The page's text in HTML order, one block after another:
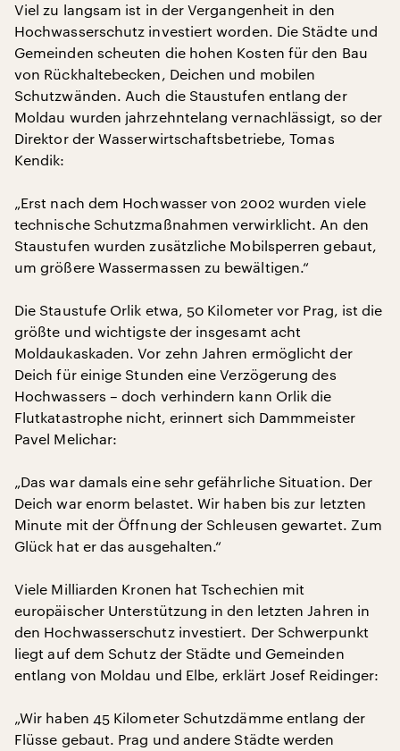
Viel zu langsam ist in der Vergangenheit in den
Hochwasserschutz investiert worden. Die Städte und
Gemeinden scheuten die hohen Kosten für den Bau
von Rückhaltebecken, Deichen und mobilen
Schutzwänden. Auch die Staustufen entlang der
Moldau wurden jahrzehntelang vernachlässigt, so der
Direktor der Wasserwirtschaftsbetriebe, Tomas
Kendik:
„Erst nach dem Hochwasser von 2002 wurden viele
technische Schutzmaßnahmen verwirklicht. An den
Staustufen wurden zusätzliche Mobilsperren gebaut,
um größere Wassermassen zu bewältigen.“
Die Staustufe Orlik etwa, 50 Kilometer vor Prag, ist die
größte und wichtigste der insgesamt acht
Moldaukaskaden. Vor zehn Jahren ermöglicht der
Deich für einige Stunden eine Verzögerung des
Hochwassers – doch verhindern kann Orlik die
Flutkatastrophe nicht, erinnert sich Dammmeister
Pavel Melichar:
„Das war damals eine sehr gefährliche Situation. Der
Deich war enorm belastet. Wir haben bis zur letzten
Minute mit der Öffnung der Schleusen gewartet. Zum
Glück hat er das ausgehalten.“
Viele Milliarden Kronen hat Tschechien mit
europäischer Unterstützung in den letzten Jahren in
den Hochwasserschutz investiert. Der Schwerpunkt
liegt auf dem Schutz der Städte und Gemeinden
entlang von Moldau und Elbe, erklärt Josef Reidinger:
„Wir haben 45 Kilometer Schutzdämme entlang der
Flüsse gebaut. Prag und andere Städte werden